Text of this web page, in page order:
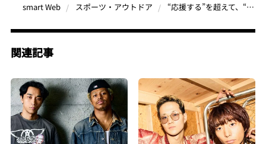
smart Web スポーツ・アウトドア “応援する”を超えて、“一緒に達成する”へ…東京グレートベアーズが仕掛ける「1万人プロジェクト」という挑戦
関連記事